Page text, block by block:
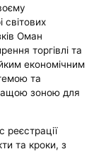
світових
Оман
торгівлі та
економічним
та
зоною для
реєстрації
та кроки, з